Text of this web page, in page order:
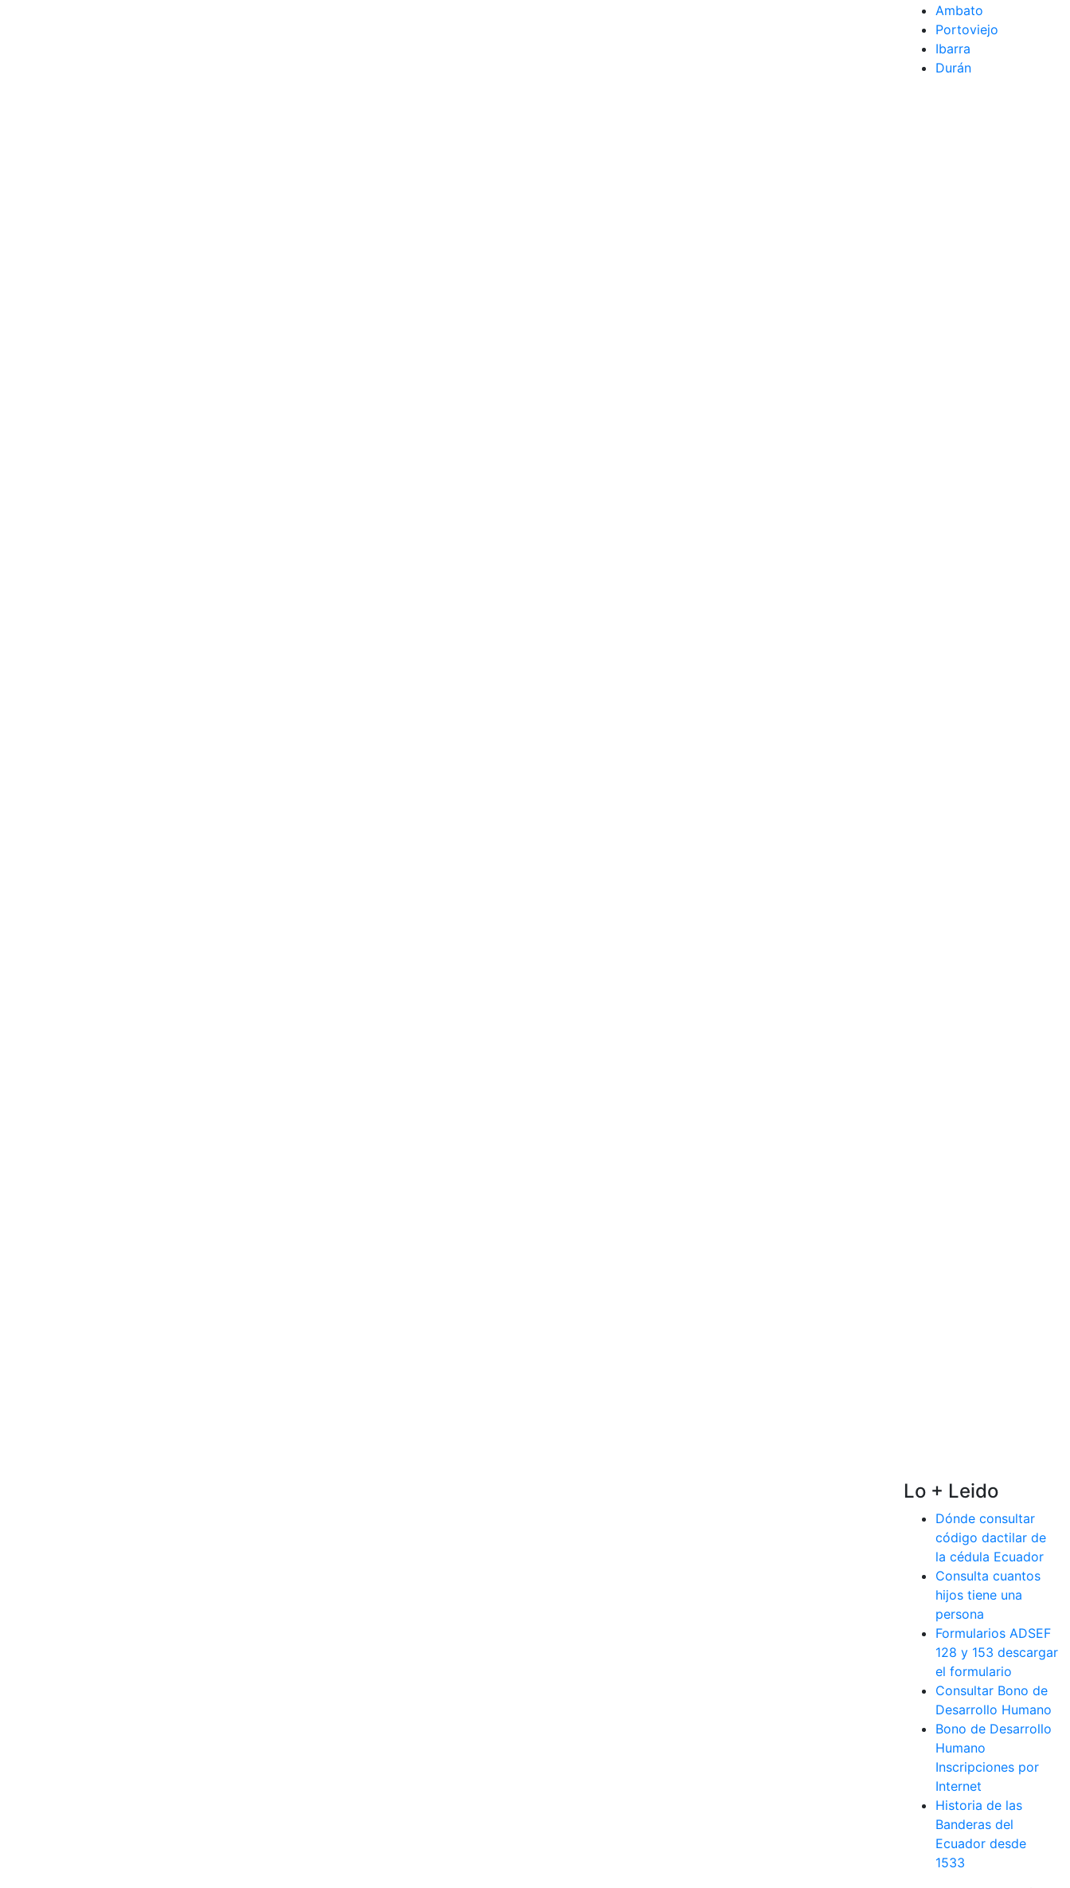
Ambato
Portoviejo
Ibarra
Durán
Lo + Leido
Dónde consultar
código dactilar de
la cédula Ecuador
Consulta cuantos
hijos tiene una
persona
Formularios ADSEF
128 y 153 descargar
el formulario
Consultar Bono de
Desarrollo Humano
Bono de Desarrollo
Humano
Inscripciones por
Internet
Historia de las
Banderas del
Ecuador desde
1533